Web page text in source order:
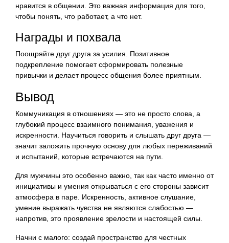
нравится в общении. Это важная информация для того,
чтобы понять, что работает, а что нет.
Награды и похвала
Поощряйте друг друга за усилия. Позитивное
подкрепление помогает сформировать полезные
привычки и делает процесс общения более приятным.
Вывод
Коммуникация в отношениях — это не просто слова, а
глубокий процесс взаимного понимания, уважения и
искренности. Научиться говорить и слышать друг друга —
значит заложить прочную основу для любых переживаний
и испытаний, которые встречаются на пути.
Для мужчины это особенно важно, так как часто именно от
инициативы и умения открываться с его стороны зависит
атмосфера в паре. Искренность, активное слушание,
умение выражать чувства не являются слабостью —
напротив, это проявление зрелости и настоящей силы.
Начни с малого: создай пространство для честных